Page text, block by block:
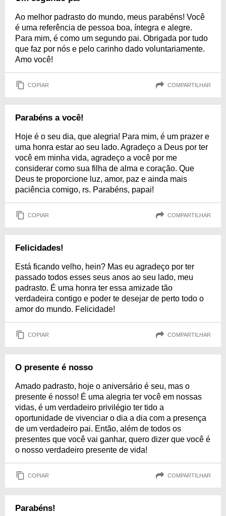
Ao melhor padrasto do mundo, meus parabéns! Você
é uma referência de pessoa boa, íntegra e alegre.
Para mim, é como um segundo pai. Obrigada por tudo
que faz por nós e pelo carinho dado voluntariamente.
Amo você!
COPIAR COMPARTILHAR
Parabéns a você!
Hoje é o seu dia, que alegria! Para mim, é um prazer e
uma honra estar ao seu lado. Agradeço a Deus por ter
você em minha vida, agradeço a você por me
considerar como sua filha de alma e coração. Que
Deus te proporcione luz, amor, paz e ainda mais
paciência comigo, rs. Parabéns, papai!
COPIAR COMPARTILHAR
Felicidades!
Está ficando velho, hein? Mas eu agradeço por ter
passado todos esses seus anos ao seu lado, meu
padrasto. É uma honra ter essa amizade tão
verdadeira contigo e poder te desejar de perto todo o
amor do mundo. Felicidade!
COPIAR COMPARTILHAR
O presente é nosso
Amado padrasto, hoje o aniversário é seu, mas o
presente é nosso! É uma alegria ter você em nossas
vidas, é um verdadeiro privilégio ter tido a
oportunidade de vivenciar o dia a dia com a presença
de um verdadeiro pai. Então, além de todos os
presentes que você vai ganhar, quero dizer que você é
o nosso verdadeiro presente de vida!
COPIAR COMPARTILHAR
Parabéns!